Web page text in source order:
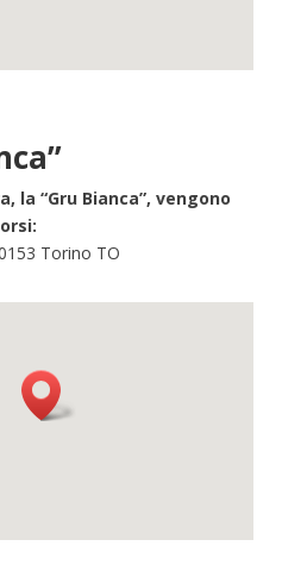
la “Gru Bianca”, vengono
Torino TO